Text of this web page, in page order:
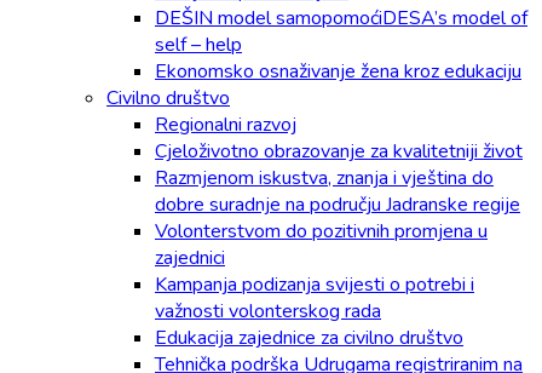
DEŠIN model samopomoćiDESA’s model of
self – help
Ekonomsko osnaživanje žena kroz edukaciju
Civilno društvo
Regionalni razvoj
Cjeloživotno obrazovanje za kvalitetniji život
Razmjenom iskustva, znanja i vještina do
dobre suradnje na području Jadranske regije
Volonterstvom do pozitivnih promjena u
zajednici
Kampanja podizanja svijesti o potrebi i
važnosti volonterskog rada
Edukacija zajednice za civilno društvo
Tehnička podrška Udrugama registriranim na